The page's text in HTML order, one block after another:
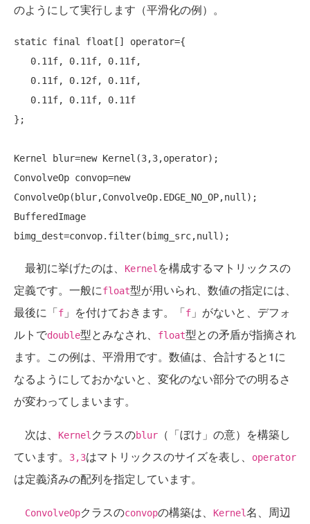
のようにして実行します（平滑化の例）。
static final float [] operator={
};
Kernel blur=new Kernel(3,3,operator);
ConvolveOp convop=new
ConvolveOp(blur,ConvolveOp.EDGE_NO_OP,null);
BufferedImage
最初に挙げたのは、 Kernel を構成するマトリックスの
定義です。一般にfloat型が用いられ、数値の指定には、
最後に「f 」を付けておきます。「f 」がないと、デフォ
ルトでdouble型とみなされ、 float型との矛盾が指摘され
ます。この例は、平滑用です。数値は、合計すると1に
なるようにしておかないと、変化のない部分での明るさ
が変わってしまいます。
次は、 Kernel クラスのblur
（「ぼけ」の意）を構築し
ています。
3,3はマトリックスのサイズを表し、 operator
は定義済みの配列を指定しています。
ConvolveOpクラスのconvopの構築は、 Kernel名、周辺